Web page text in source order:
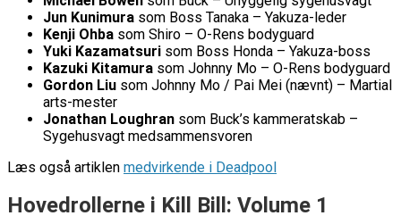
Jun Kunimura som Boss Tanaka – Yakuza-leder
Kenji Ohba som Shiro – O-Rens bodyguard
Yuki Kazamatsuri som Boss Honda – Yakuza-boss
Kazuki Kitamura som Johnny Mo – O-Rens bodyguard
Gordon Liu som Johnny Mo / Pai Mei (nævnt) – Martial
arts-mester
Jonathan Loughran som Buck’s kammeratskab –
Sygehusvagt medsammensvoren
Læs også artiklen medvirkende i Deadpool
Hovedrollerne i Kill Bill: Volume 1